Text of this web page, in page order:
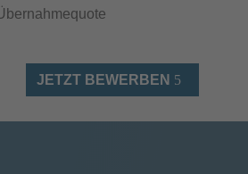
JETZT BEWERBEN